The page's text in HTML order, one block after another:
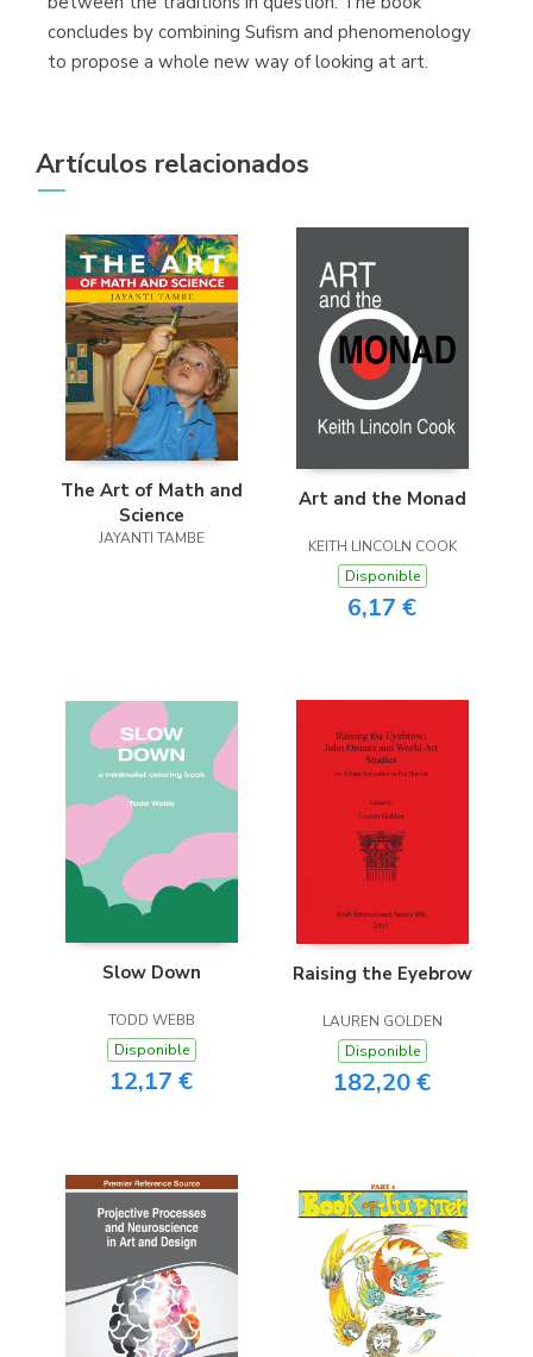
concludes by combining Sufism and phenomenology
to propose a whole new way of looking at art.
Artículos relacionados
The Art of Math and
Science
JAYANTI TAMBE
Art and the Monad
KEITH LINCOLN COOK
Disponible
6,17 €
Slow Down
TODD WEBB
Disponible
12,17 €
Raising the Eyebrow
LAUREN GOLDEN
Disponible
182,20 €